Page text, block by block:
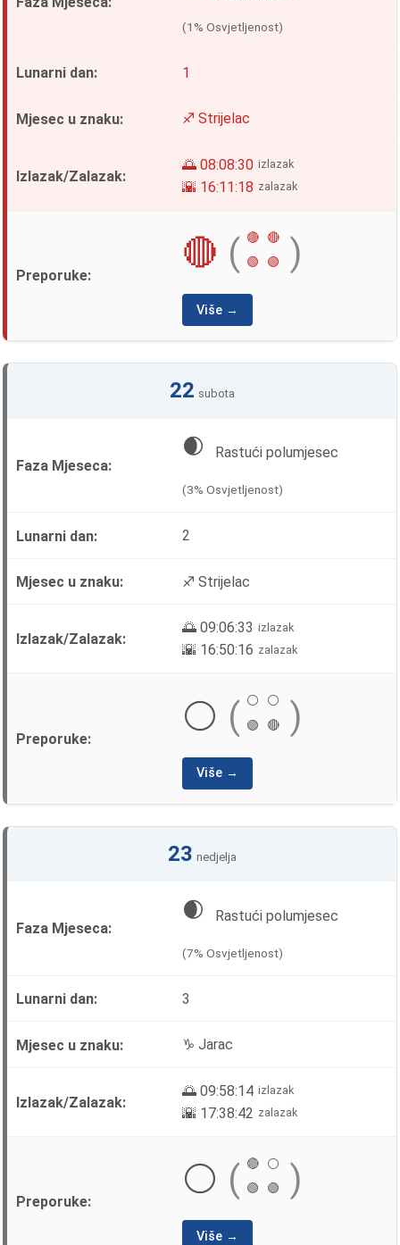
(1% Osvjetljenost)
1
♐ Strijelac
🌅 08:08:30 izlazak
🌇 16:11:18 zalazak
🔴 ( 🔴
🔴
🟢
🟢 )
Više →
22 subota
🌒 Rastući polumjesec
(3% Osvjetljenost)
2
♐ Strijelac
🌅 09:06:33 izlazak
🌇 16:50:16 zalazak
⚪ ( ⚪
⚪
🟢
🔴 )
Više →
23 nedjelja
🌒 Rastući polumjesec
(7% Osvjetljenost)
3
♑ Jarac
🌅 09:58:14 izlazak
🌇 17:38:42 zalazak
⚪ ( 🔴
⚪
🟢
🟢 )
Više →